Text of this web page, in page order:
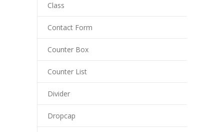
Class
Contact Form
Counter Box
Counter List
Divider
Dropcap